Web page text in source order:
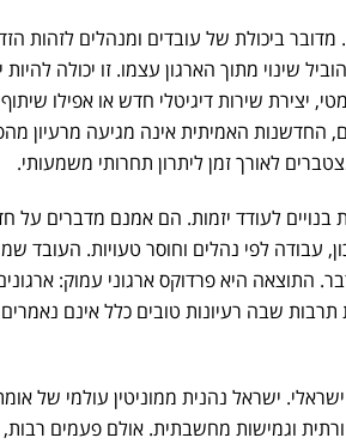
מדובר ביכולת של עובדים ומנהלים לזהות
שינוי מתוך הארגון עצמו. זו יכולה
יצירת שירות דיגיטלי חדש או אפילו
החדשנות האמיתית אינה מגיעה מרעיון
לאורך זמן ליתרון תחרותי משמעותי.
לעודד יזמות. הם אמנם מדברים על
עבודה לפי נהלים וחוסר טעויות. העובד
התוצאה היא פרדוקס ארגוני עמוק:
שבה רעיונות טובים כלל אינם
ישראל נהנית ממוניטין עולמי של
וגמישות מחשבתית. אולם פעמים רבות,